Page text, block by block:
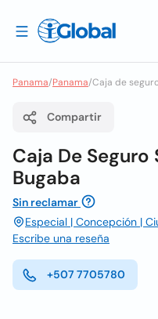
Panama/Panama/Caja de
Compartir
Caja De
Bugaba
Sin reclamar
Especial | Concepción |
Escribe una reseña
+507 7705780